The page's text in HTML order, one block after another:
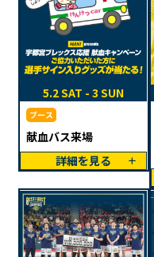
5.2 SAT - 3 SUN
ブース
献血バス来場
詳細を見る